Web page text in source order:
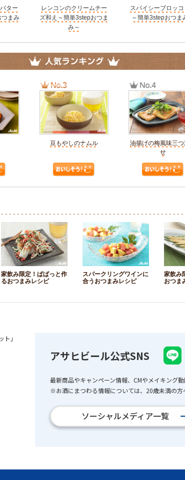
ター
つまみ
レンコンのクリームチー
ズ和え～簡単3stepおつま
み～
スパイシーブロッコ
～簡単3stepおつま
豆もやしのナムル
油揚げの梅風味三
せ
家飲み限定！ぱぱっと作
るおつまみレシピ
スパークリングワインに
合うおつまみレシピ
家飲み
おつま
」
アサヒビール公式SNS
最新商品やキャンペーン情報、CMやメイキング動
※お酒にまつわる情報については、20歳未満の方
ソーシャルメディア一覧